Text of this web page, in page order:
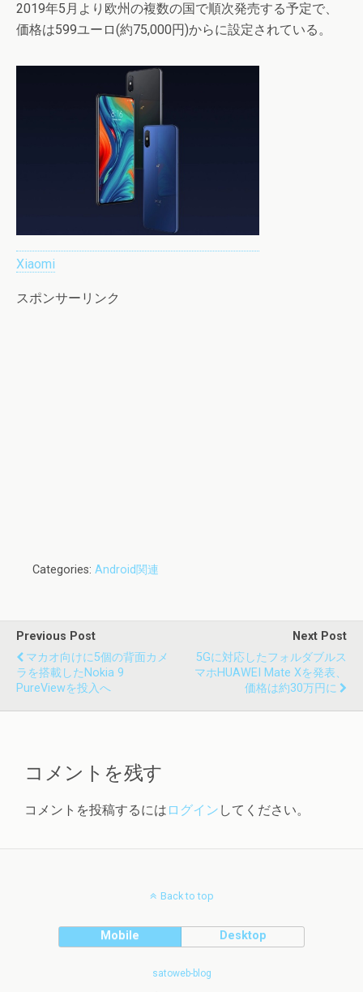
2019年5月より欧州の複数の国で順次発売する予定で、
価格は599ユーロ(約75,000円)からに設定されている。
Xiaomi
スポンサーリンク
Categories: Android関連
Previous Post
マカオ向けに5個の背面カメ
ラを搭載したNokia 9
PureViewを投入へ
Next Post
5Gに対応したフォルダブルス
マホHUAWEI Mate Xを発表、
価格は約30万円に
コメントを残す
コメントを投稿するには ログイン してください。
Back to top
Mobile Desktop
satoweb-blog